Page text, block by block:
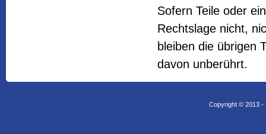
Sofern Teile oder
Rechtslage nicht,
bleiben die übrigen
davon unberührt.
Copyright © 2013